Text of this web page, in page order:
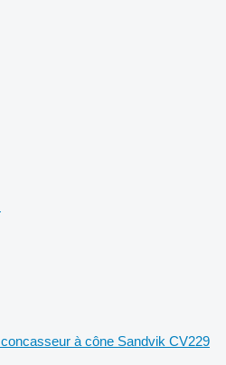
concasseur à cône Sandvik CV229